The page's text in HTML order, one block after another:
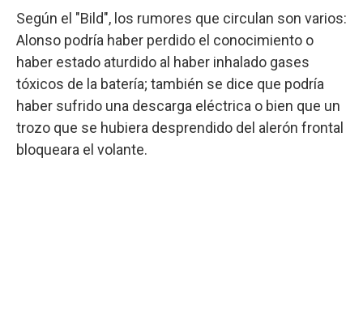
Según el "Bild", los rumores que circulan son varios:
Alonso podría haber perdido el conocimiento o
haber estado aturdido al haber inhalado gases
tóxicos de la batería; también se dice que podría
haber sufrido una descarga eléctrica o bien que un
trozo que se hubiera desprendido del alerón frontal
bloqueara el volante.